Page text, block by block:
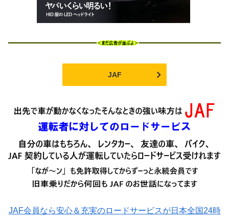
JAF
JAF会員なら安心＆充実のロードサービスが日本全国24時